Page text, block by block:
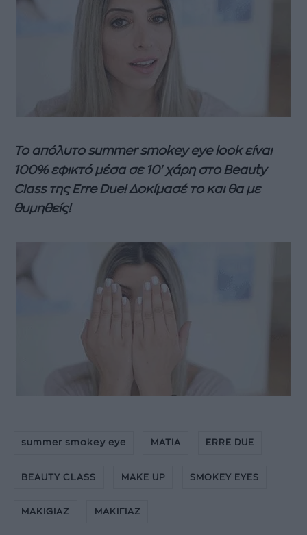
Το απόλυτο summer smokey eye look είναι
100% εφικτό μέσα σε 10' χάρη στο Beauty
Class της Erre Due! Δοκίμασέ το και θα με
θυμηθείς!
summer smokey eye ΜΑΤΙΑ ERRE DUE
BEAUTY CLASS MAKE UP SMOKEY EYES
MAKIGIAZ ΜΑΚΙΓΙΑΖ